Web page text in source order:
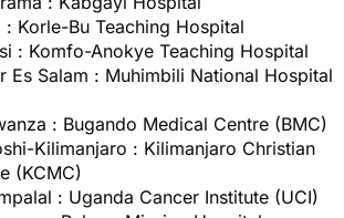
: Korle-Bu Teaching Hospital
: Komfo-Anokye Teaching Hospital
Es Salam : Muhimbili National Hospital
: Bugando Medical Centre (BMC)
Kilimanjaro : Kilimanjaro Christian
(KCMC)
: Uganda Cancer Institute (UCI)